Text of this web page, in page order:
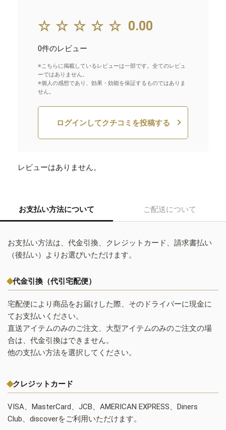
☆☆☆☆☆ 0.00
0件のレビュー
※こちらに掲載しているレビューは一部です。全てのレビュ
ーではありません。
※個人の感想であり、効果・効能を保証するものではありま
せん。
ログインしてクチコミを投稿する
レビューはありません。
お支払い方法について ご配送について
お支払い方法は、代金引換、クレジットカード、請求書払い
（後払い）よりお選びいただけます。
代金引換（代引宅配便）
宅配便により商品をお届けした際、そのドライバーに現金に
てお支払いください。
直送アイテムのみのご注文、大型アイテムのみのご注文の場
合は、代金引換はできません。
他の支払い方法を選択してください。
クレジットカード
VISA、MasterCard、JCB、AMERICAN EXPRESS、Diners
Club、discoverをご利用いただけます。